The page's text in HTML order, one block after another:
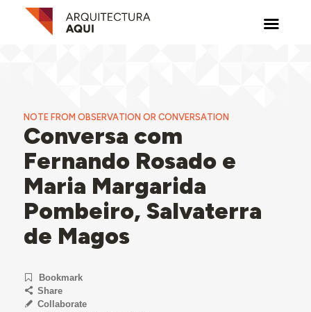
NOTE FROM OBSERVATION OR CONVERSATION
Conversa com
Fernando Rosado e
Maria Margarida
Pombeiro, Salvaterra
de Magos
Bookmark
Share
Collaborate